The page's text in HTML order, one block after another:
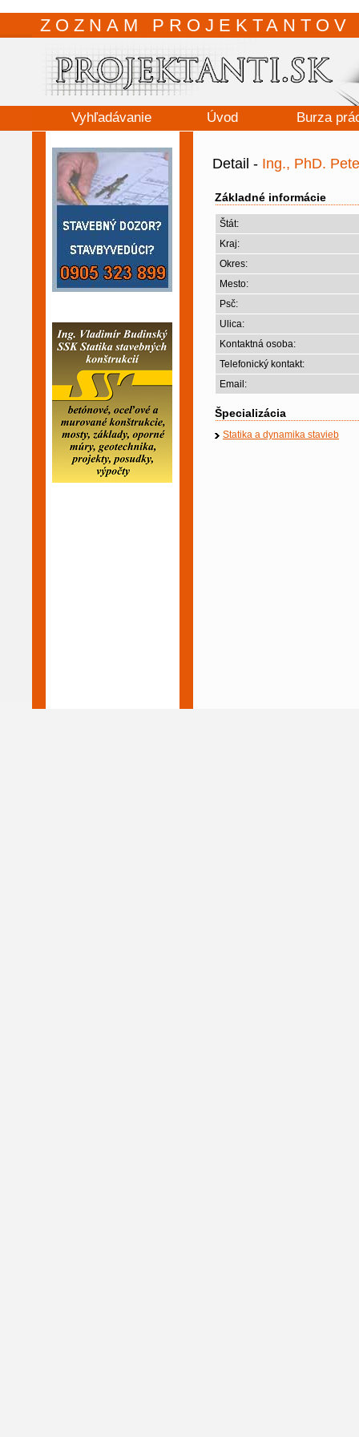
ZOZNAM
Vyhľadávanie Úvod Burza
Detail - Ing., PhD.
Základné informácie
Štát:
Kraj:
Okres:
Mesto:
Psč:
Ulica:
Kontaktná osoba:
Telefonický kontakt:
Email:
Špecializácia
Statika a dynamika stavieb